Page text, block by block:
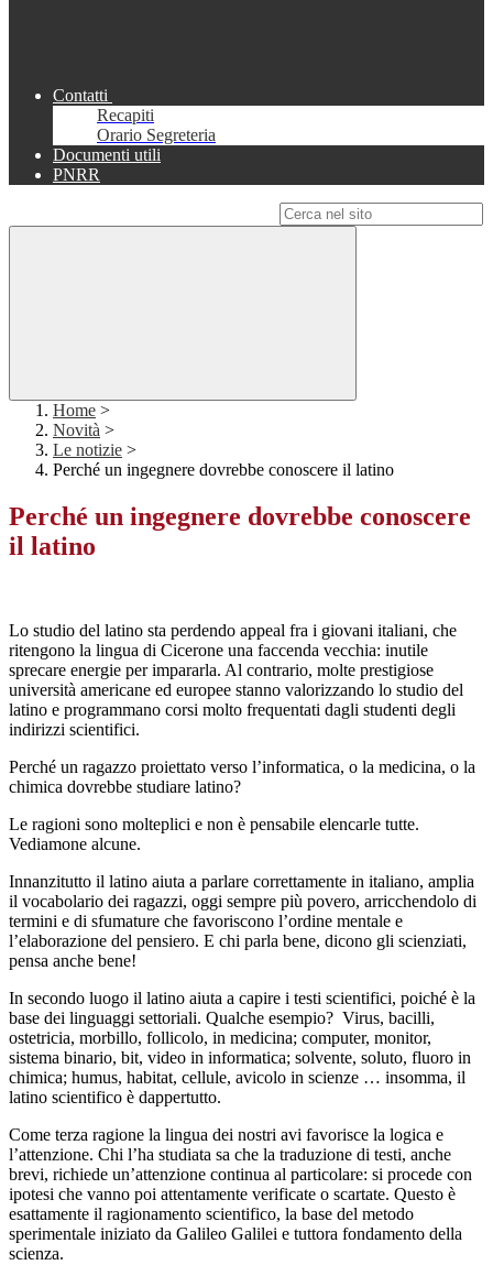
Contatti
Recapiti
Orario Segreteria
Documenti utili
PNRR
Home >
Novità >
Le notizie >
Perché un ingegnere dovrebbe conoscere il latino
Perché un ingegnere dovrebbe conoscere
il latino
Lo studio del latino sta perdendo appeal fra i giovani italiani, che
ritengono la lingua di Cicerone una faccenda vecchia: inutile
sprecare energie per impararla. Al contrario, molte prestigiose
università americane ed europee stanno valorizzando lo studio del
latino e programmano corsi molto frequentati dagli studenti degli
indirizzi scientifici.
Perché un ragazzo proiettato verso l’informatica, o la medicina, o la
chimica dovrebbe studiare latino?
Le ragioni sono molteplici e non è pensabile elencarle tutte.
Vediamone alcune.
Innanzitutto il latino aiuta a parlare correttamente in italiano, amplia
il vocabolario dei ragazzi, oggi sempre più povero, arricchendolo di
termini e di sfumature che favoriscono l’ordine mentale e
l’elaborazione del pensiero. E chi parla bene, dicono gli scienziati,
pensa anche bene!
In secondo luogo il latino aiuta a capire i testi scientifici, poiché è la
base dei linguaggi settoriali. Qualche esempio? Virus, bacilli,
ostetricia, morbillo, follicolo, in medicina; computer, monitor,
sistema binario, bit, video in informatica; solvente, soluto, fluoro in
chimica; humus, habitat, cellule, avicolo in scienze … insomma, il
latino scientifico è dappertutto.
Come terza ragione la lingua dei nostri avi favorisce la logica e
l’attenzione. Chi l’ha studiata sa che la traduzione di testi, anche
brevi, richiede un’attenzione continua al particolare: si procede con
ipotesi che vanno poi attentamente verificate o scartate. Questo è
esattamente il ragionamento scientifico, la base del metodo
sperimentale iniziato da Galileo Galilei e tuttora fondamento della
scienza.